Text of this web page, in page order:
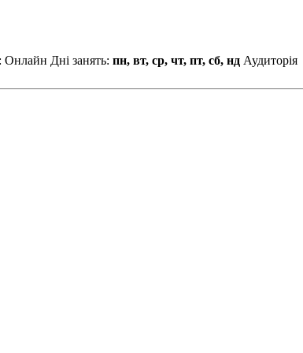
Онлайн Дні занять: пн, вт, ср, чт, пт, сб, нд Аудиторія